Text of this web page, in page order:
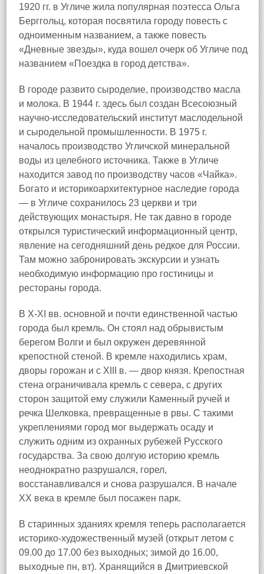
1920 гг. в Угличе жила популярная поэтесса Ольга
Берггольц, которая посвятила городу повесть с
одноименным названием, а также повесть
«Дневные звезды», куда вошел очерк об Угличе под
названием «Поездка в город детства».
В городе развито сыроделие, производство масла
и молока. В 1944 г. здесь был создан Всесоюзный
научно-исследовательский институт маслодельной
и сыродельной промышленности. В 1975 г.
началось производство Угличской минеральной
воды из целебного источника. Также в Угличе
находится завод по производству часов «Чайка».
Богато и историкоархитектурное наследие города
— в Угличе сохранилось 23 церкви и три
действующих монастыря. Не так давно в городе
открылся туристический информационный центр,
явление на сегодняшний день редкое для России.
Там можно забронировать экскурсии и узнать
необходимую информацию про гостиницы и
рестораны города.
В X-XI вв. основной и почти единственной частью
города был кремль. Он стоял над обрывистым
берегом Волги и был окружен деревянной
крепостной стеной. В кремле находились храм,
дворы горожан и с XIII в. — двор князя. Крепостная
стена ограничивала кремль с севера, с других
сторон защитой ему служили Каменный ручей и
речка Шелковка, превращенные в рвы. С такими
укреплениями город мог выдержать осаду и
служить одним из охранных рубежей Русского
государства. За свою долгую историю кремль
неоднократно разрушался, горел,
восстанавливался и снова разрушался. В начале
XX века в кремле был посажен парк.
В старинных зданиях кремля теперь располагается
историко-художественный музей (открыт летом с
09.00 до 17.00 без выходных; зимой до 16.00,
выходные пн, вт). Хранящийся в Дмитриевской